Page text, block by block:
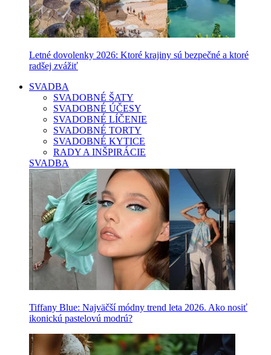
Letné dovolenky 2026: Ktoré krajiny sú bezpečné a ktoré
radšej zvážiť
SVADBA
SVADOBNÉ ŠATY
SVADOBNÉ ÚČESY
SVADOBNÉ LÍČENIE
SVADOBNÉ TORTY
SVADOBNÉ KYTICE
RADY A INŠPIRÁCIE
SVADBA
Tiffany Blue: Najväčší módny trend leta 2026. Ako nosiť
ikonickú pastelovú modrú?